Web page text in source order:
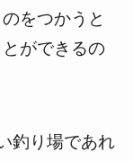
をつかうと
ができるの
釣り場であれ